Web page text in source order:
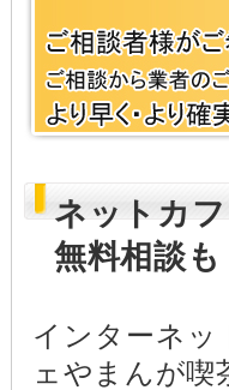
ネットカ
無料相談も
インターネ
ェやまんが喫